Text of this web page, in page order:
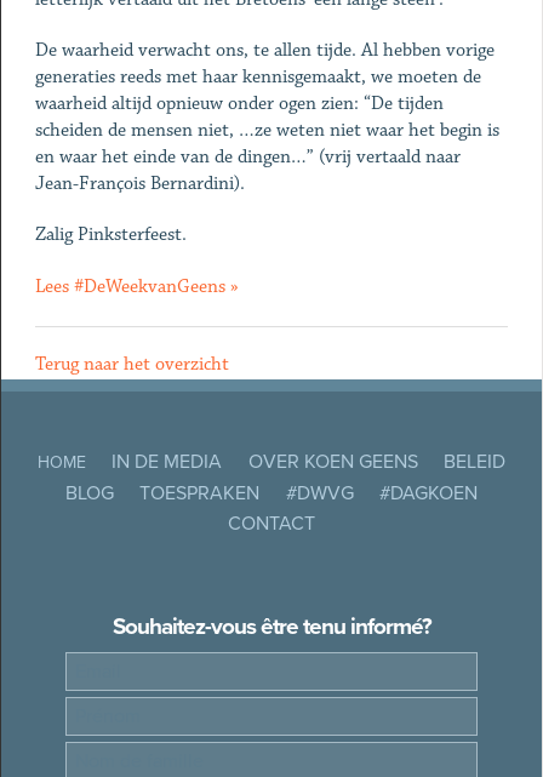
De waarheid verwacht ons, te allen tijde. Al hebben vorige
generaties reeds met haar kennisgemaakt, we moeten de
waarheid altijd opnieuw onder ogen zien: “De tijden
scheiden de mensen niet, …ze weten niet waar het begin is
en waar het einde van de dingen…” (vrij vertaald naar
Jean-François Bernardini).
Zalig Pinksterfeest.
Lees #DeWeekvanGeens »
Terug naar het overzicht
HOME IN DE MEDIA OVER KOEN GEENS
BELEID
BLOG
TOESPRAKEN #DWVG
#DAGKOEN
CONTACT
Souhaitez-vous être tenu informé?